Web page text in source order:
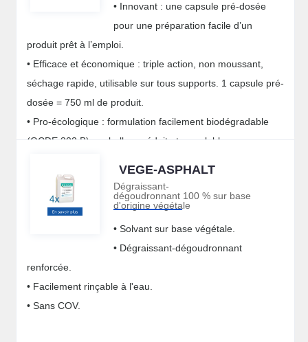
• Innovant : une capsule pré-dosée
pour une préparation facile d’un
produit prêt à l’emploi.
• Efficace et économique : triple action, non moussant,
séchage rapide, utilisable sur tous supports. 1 capsule pré-
dosée = 750 ml de produit.
• Pro-écologique : formulation facilement biodégradable
(OCDE 302 B), emballage réduit et recyclable.
et utilisable en Agriculture Biologique (AB).
VEGE-ASPHALT
Dégraissant-
dégoudronnant 100 % sur base
d'origine végétale
• Solvant sur base végétale.
• Dégraissant-dégoudronnant
renforcée.
• Facilement rinçable à l'eau.
• Sans COV.